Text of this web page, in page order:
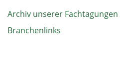
Archiv unserer Fachtagungen
Branchenlinks